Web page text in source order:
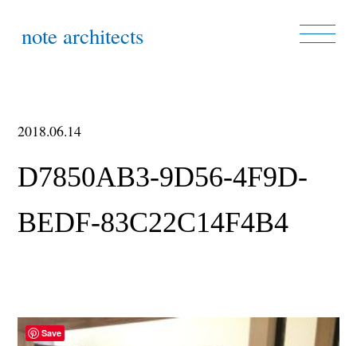
note architects
2018.06.14
D7850AB3-9D56-4F9D-
BEDF-83C22C14F4B4
Save